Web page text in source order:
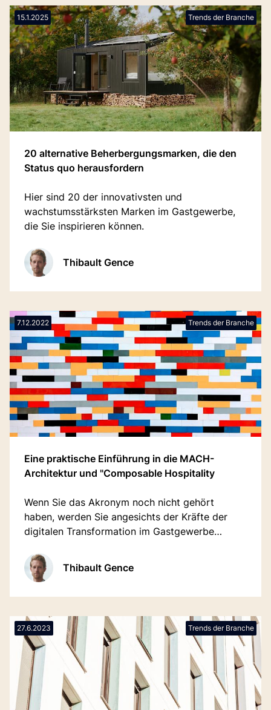
15.1.2025 Trends der Branche
20 alternative Beherbergungsmarken, die den
Status quo herausfordern
Hier sind 20 der innovativsten und
wachstumsstärksten Marken im Gastgewerbe,
die Sie inspirieren können.
Thibault Gence
7.12.2022 Trends der Branche
Eine praktische Einführung in die MACH-
Architektur und "Composable Hospitality
Wenn Sie das Akronym noch nicht gehört
haben, werden Sie angesichts der Kräfte der
digitalen Transformation im Gastgewerbe
digitale Ökosystem Ihrer Hotelgruppe hören und
diese in Betracht ziehen.
Thibault Gence
27.6.2023 Trends der Branche